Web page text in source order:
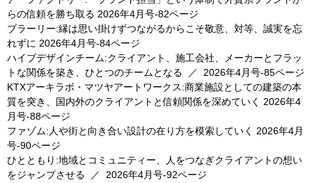
らの信頼を勝ち取る 2026年4月号-82ページ
ブラーリー:縁は思い掛けずつながるからこそ敬意、対等、誠実を忘
れずに 2026年4月号-84ページ
ハイブデザインチーム:クライアント、施工会社、メーカーとフラッ
トな関係を築き、ひとつのチームとなる ／ 2026年4月号-85ページ
KTXアーキラボ・マツヤアートワークス:商業施設としての建築の本
質を突き、国内外のクライアントと信頼関係を深めていく
2026年4
月号-88ページ
ファゾム:人や街と向き合い設計の在り方を模索していく
2026年4月
号-90ページ
ひとともり:地域とコミュニティー、人をつなぎクライアントの想い
をジャンプさせる ／ 2026年4月号-92ページ